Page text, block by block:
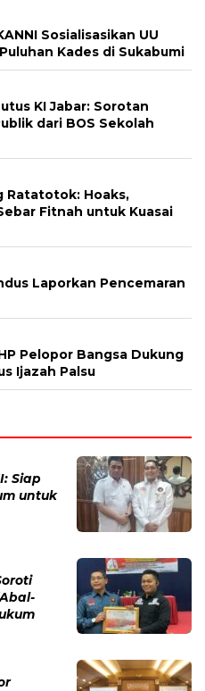
Sosialisasikan UU
Kades di Sukabumi
KI Jabar: Sorotan
dari BOS Sekolah
Ratatotok: Hoaks,
Fitnah untuk Kuasai
Laporkan Pencemaran
Pelopor Bangsa Dukung
Ijazah Palsu
Siap
untuk